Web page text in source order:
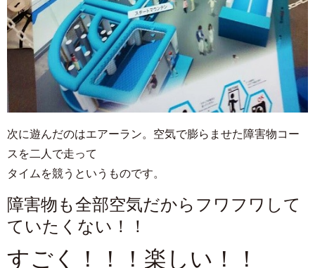
次に遊んだのはエアーラン。空気で膨らませた障害物コー
スを二人で走って
タイムを競うというものです。
障害物も全部空気だからフワフワして
ていたくない！！
すごく！！！楽しい！！